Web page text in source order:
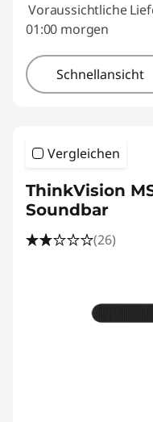
Voraussichtliche
01:00 morgen
Schnellansicht
Vergleichen
ThinkVision
Soundbar
(26)